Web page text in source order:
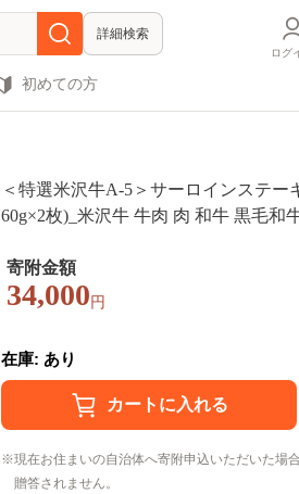
詳細検索
ログ
初めての方
＜特選米沢牛A-5＞サーロインステー
60g×2枚)_米沢牛 牛肉 肉 和牛 黒毛和
町 送料無料【1203523】
寄附金額
34,000 円
在庫: あり
現在お住まいの自治体へ寄附申込いただいた場
贈答されません。